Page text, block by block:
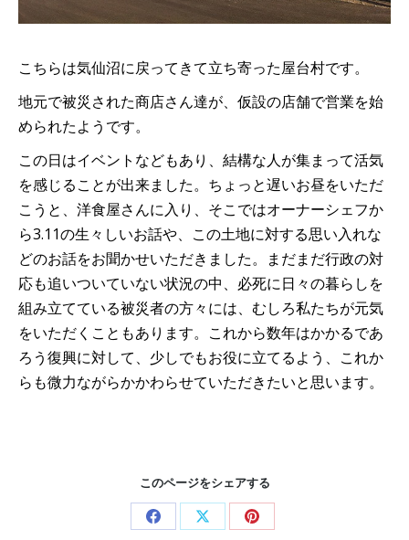
こちらは気仙沼に戻ってきて立ち寄った屋台村です。
地元で被災された商店さん達が、仮設の店舗で営業を始
められたようです。
この日はイベントなどもあり、結構な人が集まって活気
を感じることが出来ました。ちょっと遅いお昼をいただ
こうと、洋食屋さんに入り、そこではオーナーシェフか
ら3.11の生々しいお話や、この土地に対する思い入れな
どのお話をお聞かせいただきました。まだまだ行政の対
応も追いついていない状況の中、必死に日々の暮らしを
組み立てている被災者の方々には、むしろ私たちが元気
をいただくこともあります。これから数年はかかるであ
ろう復興に対して、少しでもお役に立てるよう、これか
らも微力ながらかかわらせていただきたいと思います。
このページをシェアする
Share Share Share